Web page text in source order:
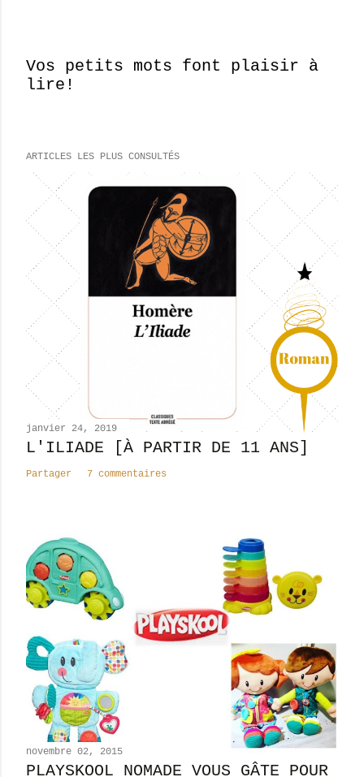
E
g
t
r
c
m
n
t
i
Vos petits mots font plaisir à
lire!
ARTICLES LES PLUS CONSULTÉS
janvier 24, 2019
L'ILIADE [À PARTIR DE 11 ANS]
Partager 7 commentaires
novembre 02, 2015
PLAYSKOOL NOMADE VOUS GÂTE POUR